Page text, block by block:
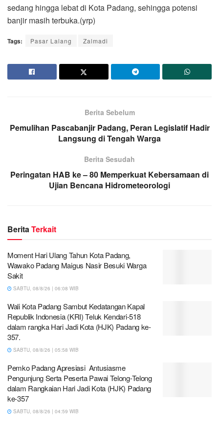
sedang hingga lebat di Kota Padang, sehingga potensi
banjir masih terbuka.(yrp)
Tags: Pasar Lalang Zalmadi
Berita Sebelum
Pemulihan Pascabanjir Padang, Peran Legislatif Hadir
Langsung di Tengah Warga
Berita Sesudah
Peringatan HAB ke – 80 Memperkuat Kebersamaan di
Ujian Bencana Hidrometeorologi
BeritaTerkait
Moment Hari Ulang Tahun Kota Padang,
Wawako Padang Maigus Nasir Besuki Warga
Sakit
SABTU, 08/8/26 | 06:08 WIB
Wali Kota Padang Sambut Kedatangan Kapal
Republik Indonesia (KRI) Teluk Kendari-518
dalam rangka Hari Jadi Kota (HJK) Padang ke-
357.
SABTU, 08/8/26 | 05:58 WIB
Pemko Padang Apresiasi Antusiasme
Pengunjung Serta Peserta Pawai Telong-Telong
dalam Rangkaian Hari Jadi Kota (HJK) Padang
ke-357
SABTU, 08/8/26 | 04:59 WIB